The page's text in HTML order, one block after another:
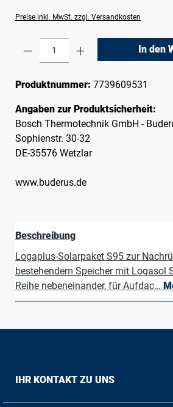
Preise inkl. MwSt. zzgl. Versandkosten
Produkt Anzahl: Gib den
In den
Produktnummer: 7739609531
Angaben zur Produktsicherheit:
Bosch Thermotechnik GmbH -
Sophienstr. 30-32
DE-35576 Wetzlar
www.buderus.de
Beschreibung
Logaplus-Solarpaket S95 zur
bestehendem Speicher mit Logasol
Reihe nebeneinander, für Aufdac…
IHR KONTAKT ZU UNS